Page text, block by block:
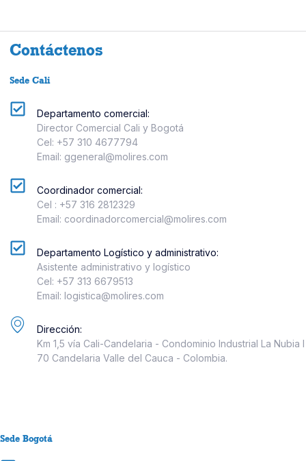
Contáctenos
Sede Cali
Departamento comercial:
Director Comercial Cali y Bogotá
Cel: +57 310 4677794
Email: ggeneral@molires.com
Coordinador comercial:
Cel : +57 316 2812329
Email: coordinadorcomercial@molires.com
Departamento Logístico y administrativo:
Asistente administrativo y logístico
Cel: +57 313 6679513
Email: logistica@molires.com
Dirección:
Km 1,5 vía Cali-Candelaria - Condominio Industrial La Nubia
70 Candelaria Valle del Cauca - Colombia.
Sede Bogotá